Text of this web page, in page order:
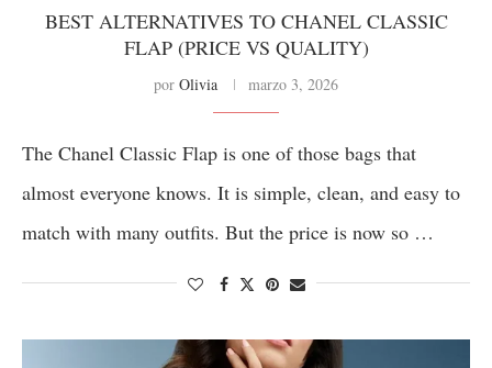
BEST ALTERNATIVES TO CHANEL CLASSIC
FLAP (PRICE VS QUALITY)
por Olivia marzo 3, 2026
The Chanel Classic Flap is one of those bags that
almost everyone knows. It is simple, clean, and easy to
match with many outfits. But the price is now so …